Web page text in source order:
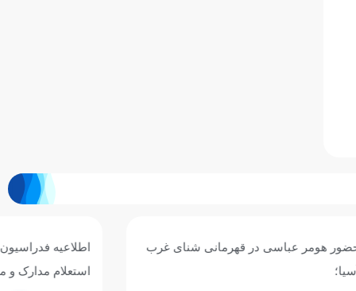
شنای غرب
اطلاعیه فدراسیون ورزش‌های آبی درباره
استعلام مدارک و مجوز فعالیت مربیان